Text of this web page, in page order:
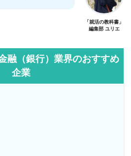
「就活の教科書」
編集部 ユリエ
融（銀行）業界のおすすめ
企業